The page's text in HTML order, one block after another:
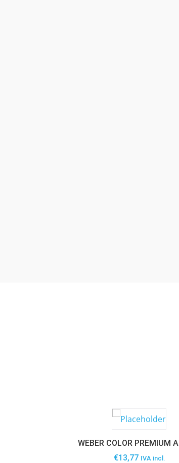
WEBER COLOR PREMIUM
€13,77 IVA incl.